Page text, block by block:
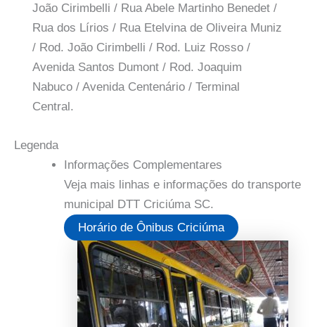
João Cirimbelli / Rua Abele Martinho Benedet /
Rua dos Lírios / Rua Etelvina de Oliveira Muniz
/ Rod. João Cirimbelli / Rod. Luiz Rosso /
Avenida Santos Dumont / Rod. Joaquim
Nabuco / Avenida Centenário / Terminal
Central.
Legenda
Informações Complementares
Veja mais linhas e informações do transporte
municipal DTT Criciúma SC.
Horário de Ônibus Criciúma